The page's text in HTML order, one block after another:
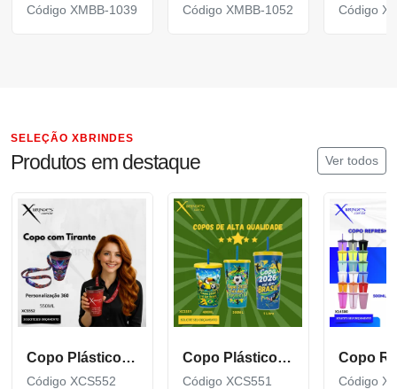
Código XMBB-1039 Código XMBB-1052 Código
SELEÇÃO XBRINDES
Produtos em destaque Ver todos
Copo Plástico de 550 ML com Tirante Personalizado XCS552
Código XCS552
Copo Plástico personalizado In Mold Label 360 XCS551
Código XCS551 Código